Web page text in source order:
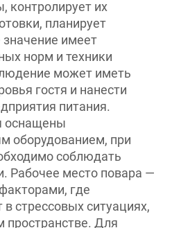
планирует
имеет
норм и техники
может иметь
гостя и нанести
питания.
оснащены
оборудованием, при
соблюдать
Рабочее место повара —
где
стрессовых ситуациях,
пространстве. Для
эффективной